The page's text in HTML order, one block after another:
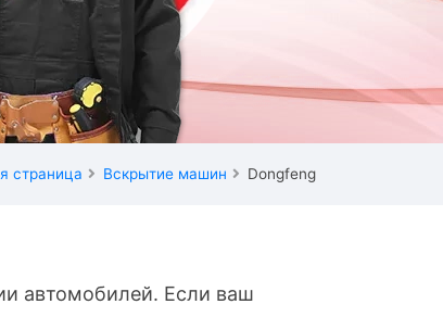
страница Вскрытие машин Dongfeng
автомобилей. Если ваш